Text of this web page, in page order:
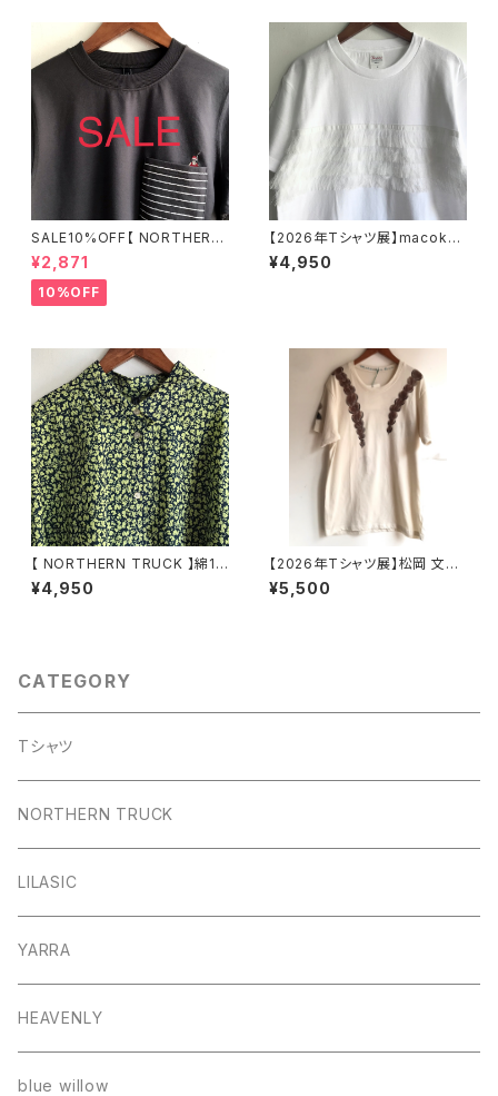
SALE10%OFF【 NORTHERN
TRUCK 】マリンダイブポケット
Tシャツ チャコール Mサイズ N
EC56308【ノーザントラック】
¥2,871
10%OFF
【2026年Tシャツ展】macoku
ma 「フリンジ4段」Tシャツ ホワ
イト Sサイズ【ハンドメイドTシャ
¥4,950
【 NORTHERN TRUCK 】綿10
0％ フラワープリントワイドブラ
ウス ネイビー(イエローグリー
¥4,950
【2026年Tシャツ展】松岡 文⑩
「三つ編みT26」Tシャツ ナチ
ュラル (少し小さめ)Lサイズ
¥5,500
CATEGORY
Tシャツ
NORTHERN TRUCK
LILASIC
YARRA
HEAVENLY
blue willow